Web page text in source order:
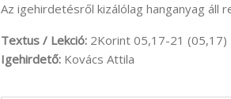
Az igehirdetésről kizálólag hanganyag áll
Textus / Lekció: 2Korint 05,17-21 (05,17)
Igehirdető: Kovács Attila